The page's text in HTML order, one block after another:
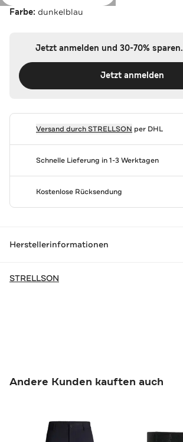
Farbe: dunkelblau
Jetzt anmelden und 30-70% sparen.
Jetzt anmelden
Versand durchSTRELLSON per DHL
Schnelle Lieferung in 1-3 Werktagen
Kostenlose Rücksendung
Herstellerinformationen
STRELLSON
Andere Kunden kauften auch